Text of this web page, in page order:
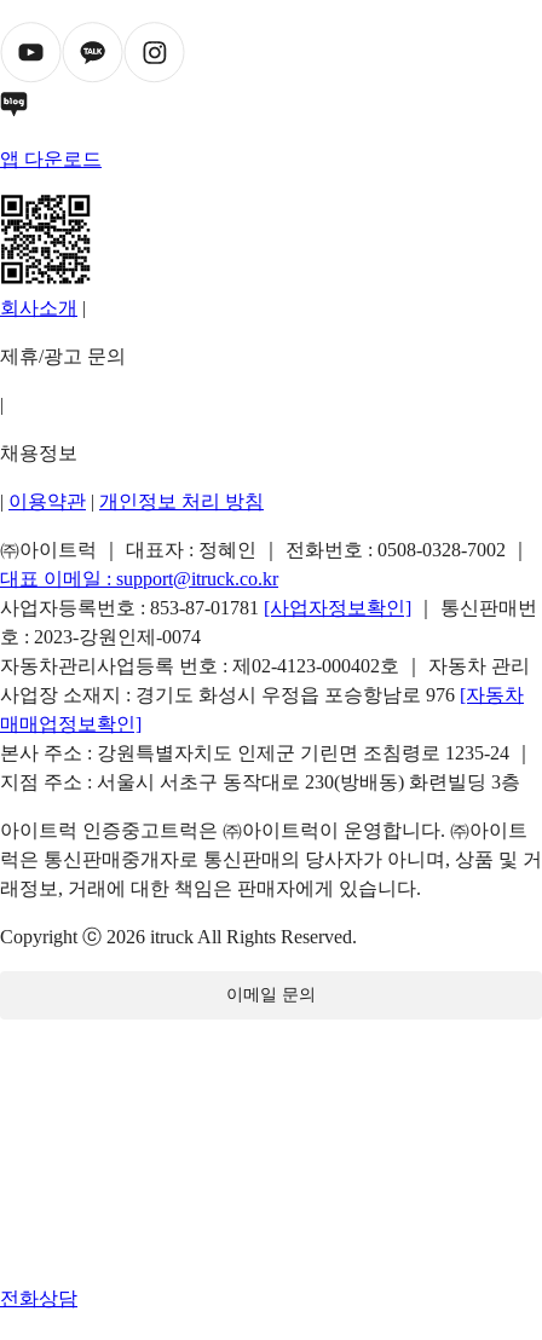
앱 다운로드
회사소개 |
제휴/광고 문의
|
채용정보
| 이용약관 | 개인정보 처리 방침
㈜아이트럭 ｜ 대표자 : 정혜인 ｜ 전화번호 : 0508-0328-7002
대표 이메일 : support@itruck.co.kr
사업자등록번호 : 853-87-01781 [사업자정보확인]
｜ 통신판매번
호 : 2023-강원인제-0074
자동차관리사업등록 번호 : 제02-4123-000402호 ｜ 자동차 관리
사업장 소재지 : 경기도 화성시 우정읍 포승항남로 976 [자동차
매매업정보확인]
본사 주소 : 강원특별자치도 인제군 기린면 조침령로 1235-24 ｜
지점 주소 : 서울시 서초구 동작대로 230(방배동) 화련빌딩 3층
아이트럭 인증중고트럭은 ㈜아이트럭이 운영합니다. ㈜아이트
럭은 통신판매중개자로 통신판매의 당사자가 아니며, 상품 및 거
래정보, 거래에 대한 책임은 판매자에게 있습니다.
Copyright ⓒ 2026 itruck All Rights Reserved.
이메일 문의
전화상담